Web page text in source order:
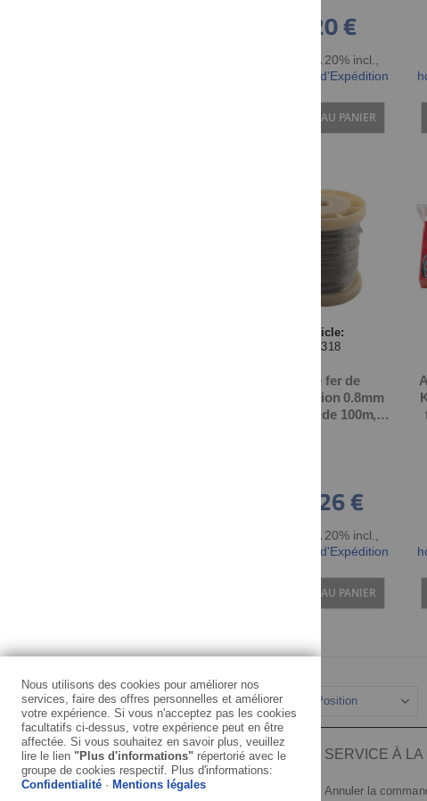
0,20 €
TTC TVA 20% incl.
hors Frais d'Expédition
AJOUTER AU PANIER
Article:
41318
Fil de fer de
sécurisation 0.8mm
(bobine de 100m,
43,26 €
TTC TVA 20% incl.
hors Frais d'Expédition
AJOUTER AU PANIER
Trier par
INFORMATION
Mentions légales
SERVICE À
Annuler la
Nous utilisons des cookies pour améliorer nos
services, faire des offres personnelles et améliorer
votre expérience. Si vous n'acceptez pas les cookies
facultatifs ci-dessus, votre expérience peut en être
affectée. Si vous souhaitez en savoir plus, veuillez
lire le lien "Plus d'informations" répertorié avec le
groupe de cookies respectif. Plus d'informations:
Confidentialité · Mentions légales